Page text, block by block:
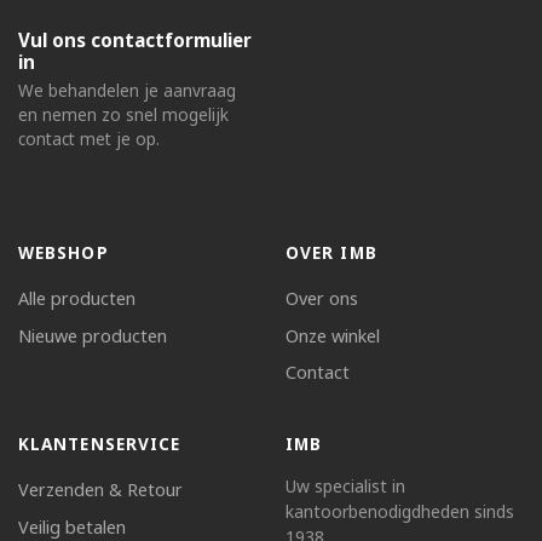
Vul ons contactformulier
in
We behandelen je aanvraag
en nemen zo snel mogelijk
contact met je op.
WEBSHOP
Alle producten
Nieuwe producten
OVER IMB
Over ons
Onze winkel
Contact
KLANTENSERVICE
Verzenden & Retour
Veilig betalen
IMB
Uw specialist in
kantoorbenodigdheden sinds